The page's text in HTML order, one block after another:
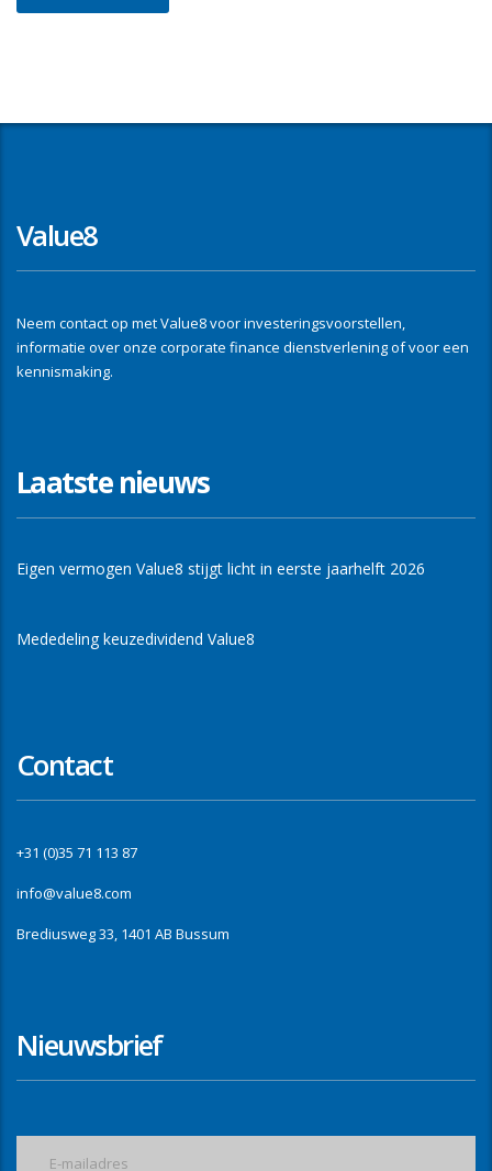
Value8
Neem contact op met Value8 voor investeringsvoorstellen,
informatie over onze corporate finance dienstverlening of voor een
kennismaking.
Laatste nieuws
Eigen vermogen Value8 stijgt licht in eerste jaarhelft 2026
Mededeling keuzedividend Value8
Contact
+31 (0)35 71 113 87
info@value8.com
Brediusweg 33, 1401 AB Bussum
Nieuwsbrief